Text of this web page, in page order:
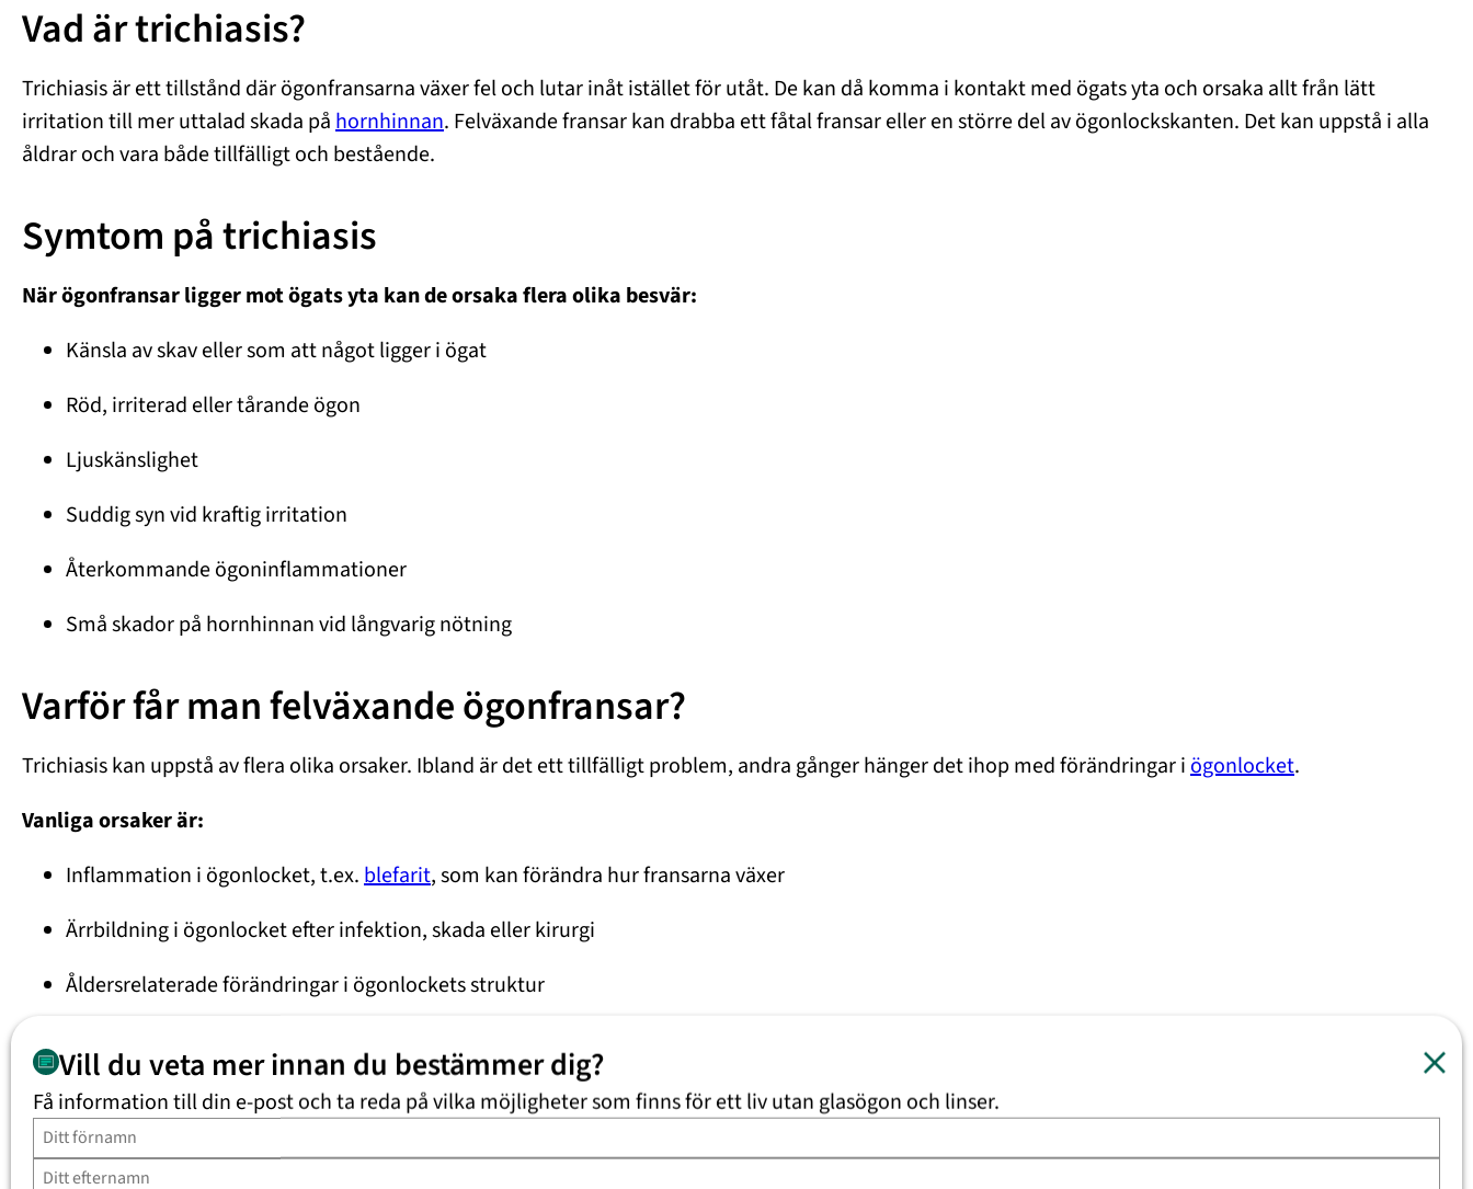
Vad är trichiasis?
Trichiasis är ett tillstånd där ögonfransarna växer fel och lutar inåt istället för utåt. De kan då komma i kontakt med ögats yta och orsaka allt från lätt
irritation till mer uttalad skada påhornhinnan. Felväxande fransar kan drabba ett fåtal fransar eller en större del av ögonlockskanten. Det kan uppstå i alla
åldrar och vara både tillfälligt och bestående.
Symtom på trichiasis
När ögonfransar ligger mot ögats yta kan de orsaka flera olika besvär:
Känsla av skav eller som att något ligger i ögat
Röd, irriterad eller tårande ögon
Ljuskänslighet
Suddig syn vid kraftig irritation
Återkommande ögoninflammationer
Små skador på hornhinnan vid långvarig nötning
Varför får man felväxande ögonfransar?
Trichiasis kan uppstå av flera olika orsaker. Ibland är det ett tillfälligt problem, andra gånger hänger det ihop med förändringar iögonlocket.
Vanliga orsaker är:
Inflammation i ögonlocket, t.ex.blefarit, som kan förändra hur fransarna växer
Ärrbildning i ögonlocket efter infektion, skada eller kirurgi
Åldersrelaterade förändringar i ögonlockets struktur
Ibland uppstår trichiasis utan tydlig bakomliggande orsak
Behandling av trichiasis
Vill du veta mer innan du bestämmer dig?
Få information till din e-post och ta reda på vilka möjligheter som finns för ett liv utan glasögon och linser.